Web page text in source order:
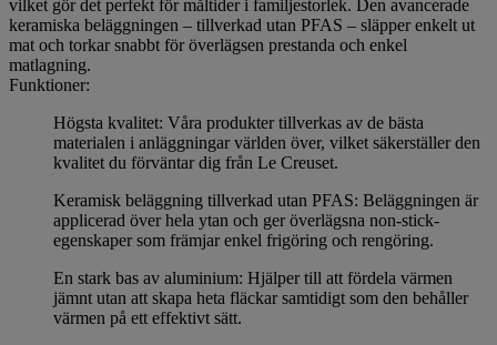
vilket gör det perfekt för måltider i familjestorlek. Den avancerade
keramiska beläggningen – tillverkad utan PFAS – släpper enkelt ut
mat och torkar snabbt för överlägsen prestanda och enkel
matlagning.
Funktioner:
Högsta kvalitet: Våra produkter tillverkas av de bästa
materialen i anläggningar världen över, vilket säkerställer den
kvalitet du förväntar dig från Le Creuset.
Keramisk beläggning tillverkad utan PFAS: Beläggningen är
applicerad över hela ytan och ger överlägsna non-stick-
egenskaper som främjar enkel frigöring och rengöring.
En stark bas av aluminium: Hjälper till att fördela värmen
jämnt utan att skapa heta fläckar samtidigt som den behåller
värmen på ett effektivt sätt.